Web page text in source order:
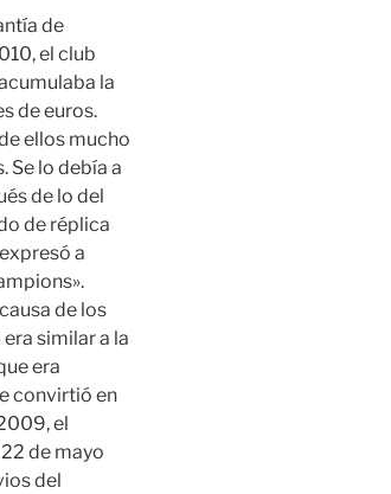
de
el club
la
de euros.
ellos mucho
Se lo debía a
de lo del
de réplica
a
de los
similar a la
era
convirtió en
el
de mayo
del